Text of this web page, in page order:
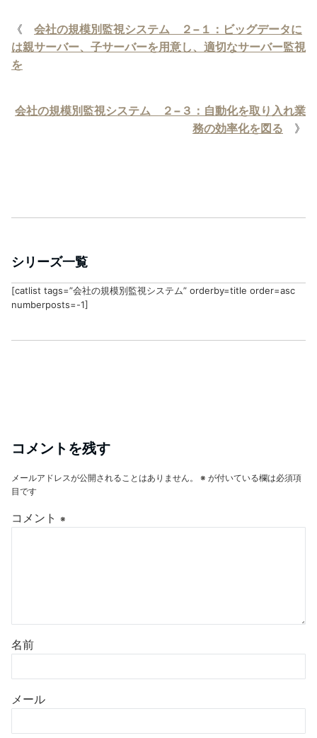
《 会社の規模別監視システム ２−１：ビッグデータに
は親サーバー、子サーバーを用意し、適切なサーバー監視
を
会社の規模別監視システム ２−３：自動化を取り入れ業
務の効率化を図る 》
シリーズ一覧
[catlist tags=”会社の規模別監視システム” orderby=title order=asc
numberposts=-1]
コメントを残す
メールアドレスが公開されることはありません。 ※ が付いている欄は必須項
目です
コメント ※
名前
メール